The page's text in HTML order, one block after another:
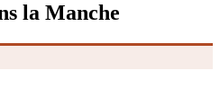
la Manche